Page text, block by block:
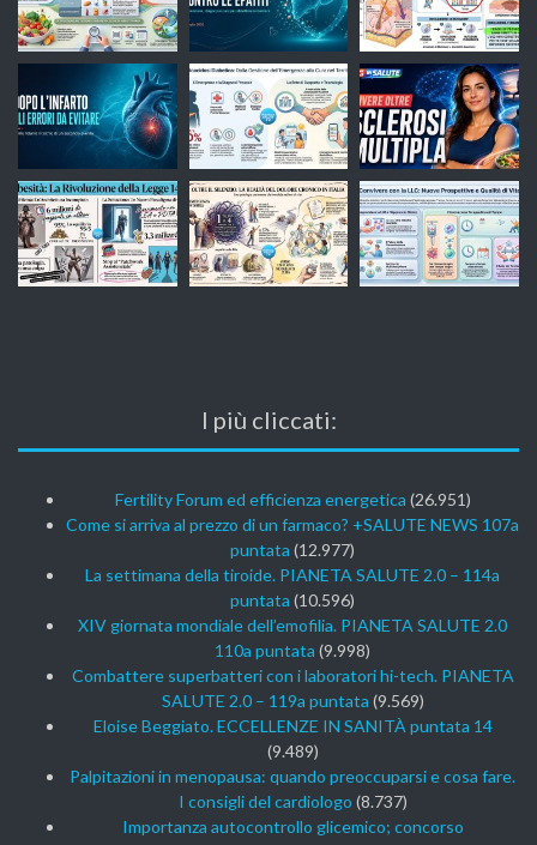
I più cliccati:
Fertility Forum ed efficienza energetica (26.951)
Come si arriva al prezzo di un farmaco? +SALUTE NEWS 107a
puntata (12.977)
La settimana della tiroide. PIANETA SALUTE 2.0 – 114a
puntata (10.596)
XIV giornata mondiale dell’emofilia. PIANETA SALUTE 2.0
110a puntata (9.998)
Combattere superbatteri con i laboratori hi-tech. PIANETA
SALUTE 2.0 – 119a puntata (9.569)
Eloise Beggiato. ECCELLENZE IN SANITÀ puntata 14
(9.489)
Palpitazioni in menopausa: quando preoccuparsi e cosa fare.
I consigli del cardiologo (8.737)
Importanza autocontrollo glicemico; concorso